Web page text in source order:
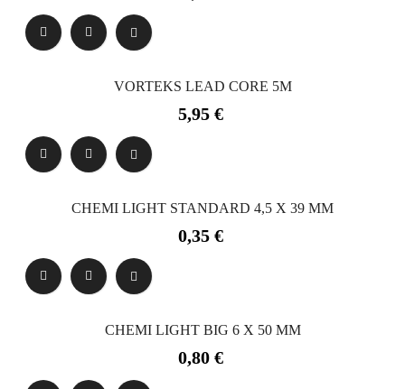
VORTEKS LEAD CORE 5M
Precio
5,95 €
CHEMI LIGHT STANDARD 4,5 X 39 MM
Precio
0,35 €
CHEMI LIGHT BIG 6 X 50 MM
Precio
0,80 €